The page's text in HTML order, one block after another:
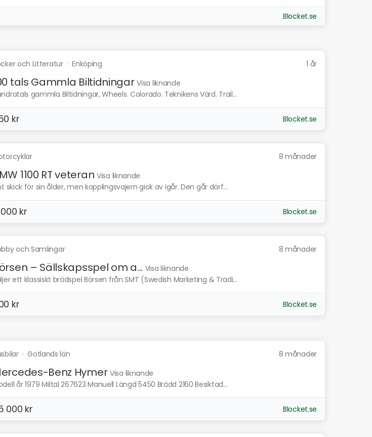
Blocket.se
och Litteratur·Enköping 1 år
tals Gammla Biltidningar Visa liknande
gammla Biltidningar, Wheels. Colorado. Teknikens Värd. Trail...
kr Blocket.se
8 månader
1100 RT veteran Visa liknande
skick för sin ålder, men kopplingsvajern gick av igår. Den går därf...
kr Blocket.se
och Samlingar 8 månader
– Sällskapsspel om a... Visa liknande
ett klassiskt brädspel Börsen från SMT (Swedish Marketing & Tradi...
kr Blocket.se
·Gotlands län 8 månader
Benz Hymer Visa liknande
år 1979 Miltal 267623 Manuell Längd 5450 Brädd 2160 Besiktad...
000 kr Blocket.se